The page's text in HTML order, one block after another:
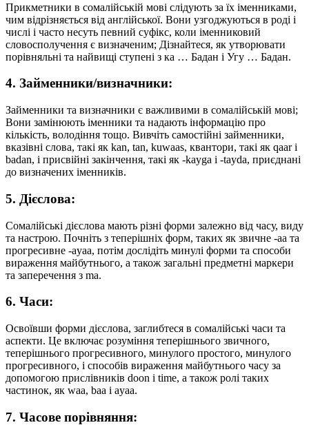
Прикметники в сомалійській мові слідують за їх іменниками,
чим відрізняється від англійської. Вони узгоджуються в роді і
числі і часто несуть певний суфікс, коли іменниковий
словосполучення є визначеним; Дізнайтеся, як утворювати
порівняльні та найвищі ступені з ка … Бадан і Угу … Бадан.
4. Займенники/визначники:
Займенники та визначники є важливими в сомалійській мові;
Вони замінюють іменники та надають інформацію про
кількість, володіння тощо. Вивчіть самостійні займенники,
вказівні слова, такі як kan, tan, kuwaas, квантори, такі як qaar і
badan, і присвійні закінчення, такі як -kayga і -tayda, приєднані
до визначених іменників.
5. Дієслова:
Сомалійські дієслова мають різні форми залежно від часу, виду
та настрою. Почніть з теперішніх форм, таких як звичне -aa та
прогресивне -ayaa, потім дослідіть минулі форми та способи
вираження майбутнього, а також загальні предметні маркери
та заперечення з ma.
6. Часи:
Освоївши форми дієслова, заглибтеся в сомалійські часи та
аспекти. Це включає розуміння теперішнього звичного,
теперішнього прогресивного, минулого простого, минулого
прогресивного, і способів вираження майбутнього часу за
допомогою прислівників doon і time, а також ролі таких
частинок, як waa, baa і ayaa.
7. Часове порівняння: